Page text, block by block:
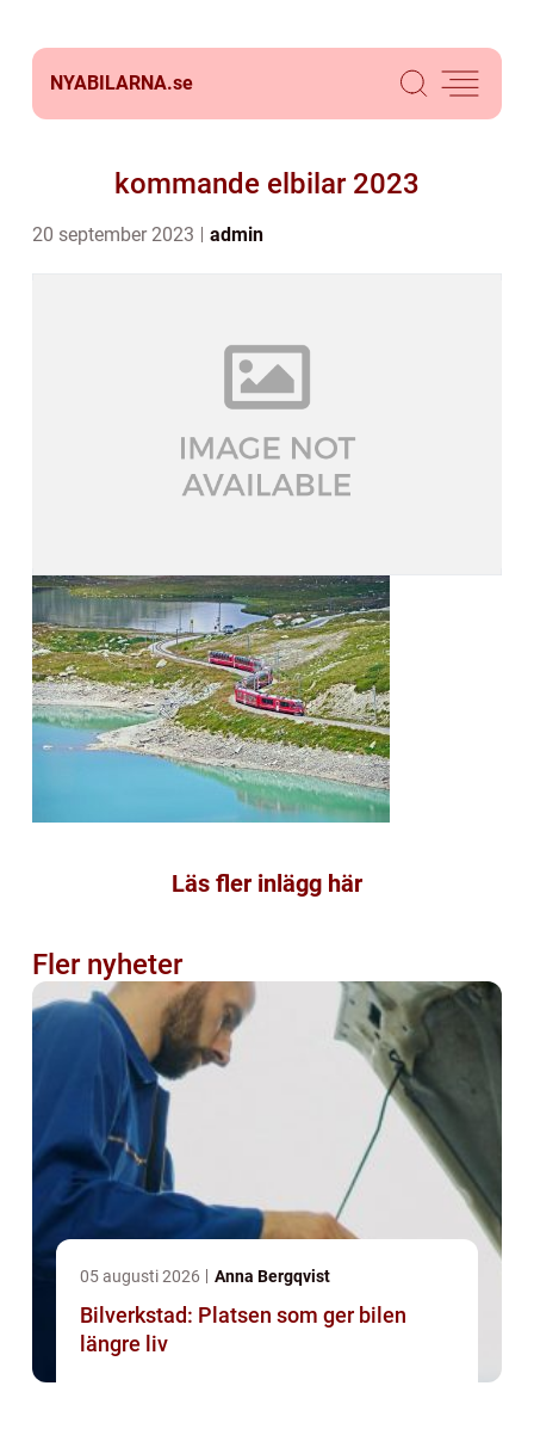
NYABILARNA.se
kommande elbilar 2023
20 september 2023 admin
Läs fler inlägg här
Fler nyheter
05 augusti 2026 Anna Bergqvist
Bilverkstad: Platsen som ger bilen
längre liv